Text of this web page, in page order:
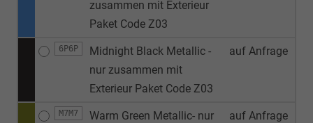
zusammen mit Exterieur
Paket Code Z03
6P6P
Midnight Black Metallic -
nur zusammen mit
Exterieur Paket Code Z03
auf Anfrage
M7M7
Warm Green Metallic- nur
auf Anfrage